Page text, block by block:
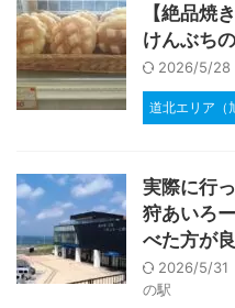
【絶品焼
けんぶち
2026/5/28
道北エリア（
実際に行
狩あいろ
べた方が
2026/5/31
の駅